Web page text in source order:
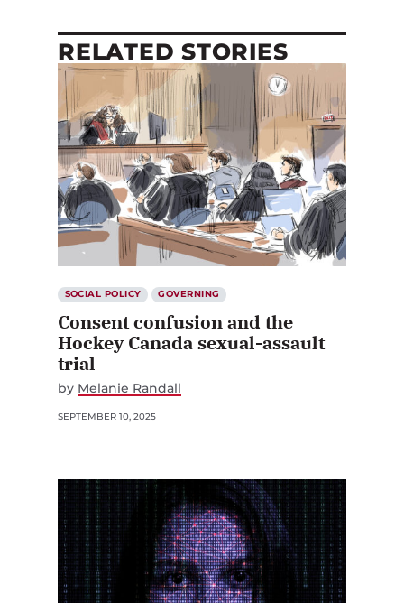
RELATED STORIES
SOCIAL POLICY GOVERNING
Consent confusion and the
Hockey Canada sexual-assault
trial
by Melanie Randall
SEPTEMBER 10, 2025